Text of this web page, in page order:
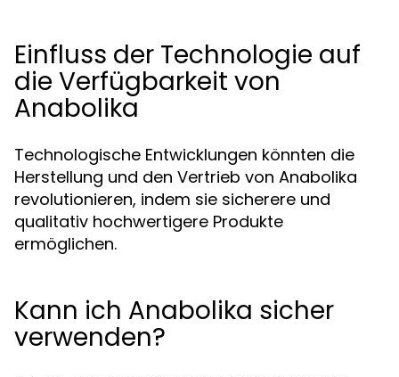
Einfluss der Technologie auf
die Verfügbarkeit von
Anabolika
Technologische Entwicklungen könnten die
Herstellung und den Vertrieb von Anabolika
revolutionieren, indem sie sicherere und
qualitativ hochwertigere Produkte
ermöglichen.
Kann ich Anabolika sicher
verwenden?